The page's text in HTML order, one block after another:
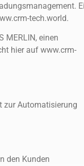
tech.world.
MERLIN, einen
hier auf www.crm-
zur Automatisierung
den Kunden